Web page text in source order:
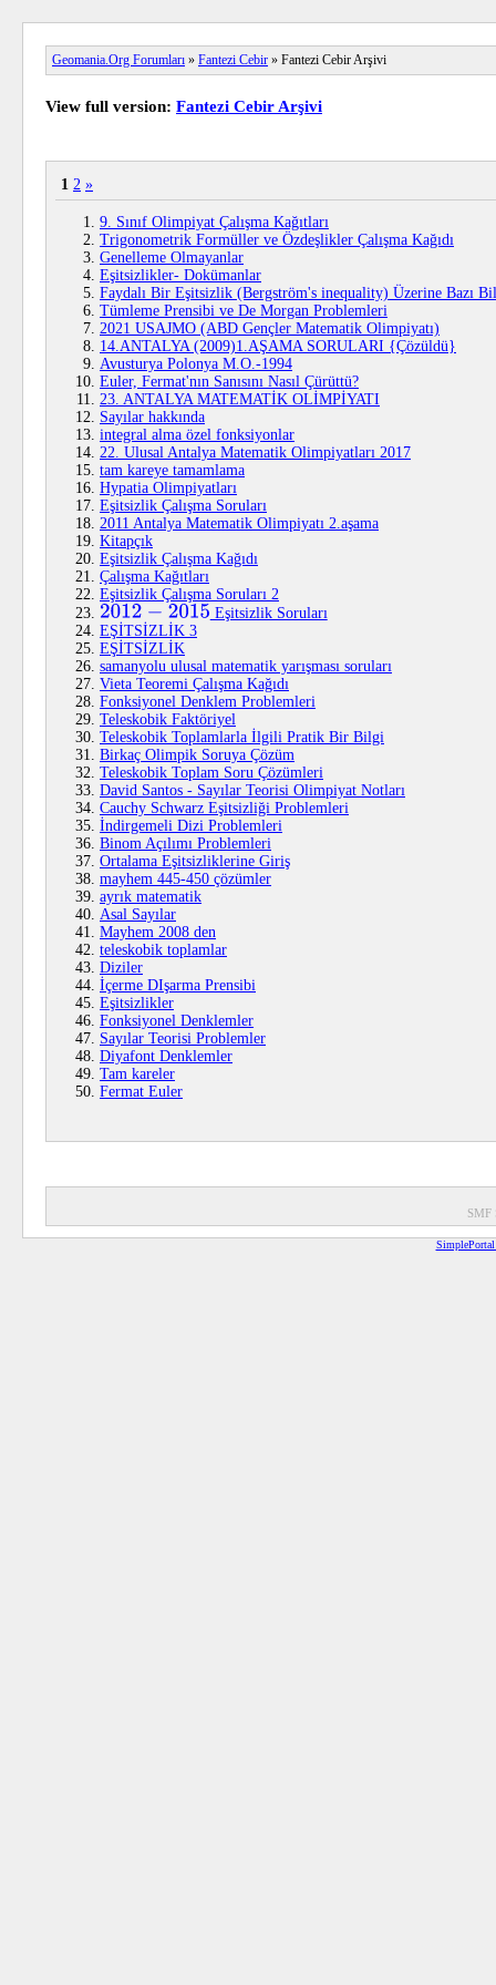
Geomania.Org Forumları » Fantezi Cebir » Fantezi Cebir Arşivi
View full version: Fantezi Cebir Arşivi
1 2 »
9. Sınıf Olimpiyat Çalışma Kağıtları
Trigonometrik Formüller ve Özdeşlikler Çalışma Kağıdı
Genelleme Olmayanlar
Eşitsizlikler- Dokümanlar
Faydalı Bir Eşitsizlik (Bergström's inequality) Üzerine Bazı
Tümleme Prensibi ve De Morgan Problemleri
2021 USAJMO (ABD Gençler Matematik Olimpiyatı)
14.ANTALYA (2009)1.AŞAMA SORULARI {Çözüldü}
Avusturya Polonya M.O.-1994
Euler, Fermat'nın Sanısını Nasıl Çürüttü?
23. ANTALYA MATEMATİK OLİMPİYATI
Sayılar hakkında
integral alma özel fonksiyonlar
22. Ulusal Antalya Matematik Olimpiyatları 2017
tam kareye tamamlama
Hypatia Olimpiyatları
Eşitsizlik Çalışma Soruları
2011 Antalya Matematik Olimpiyatı 2.aşama
Kitapçık
Eşitsizlik Çalışma Kağıdı
Çalışma Kağıtları
Eşitsizlik Çalışma Soruları 2
2012−2015
Eşitsizlik Soruları
EŞİTSİZLİK 3
EŞİTSİZLİK
samanyolu ulusal matematik yarışması soruları
Vieta Teoremi Çalışma Kağıdı
Fonksiyonel Denklem Problemleri
Teleskobik Faktöriyel
Teleskobik Toplamlarla İlgili Pratik Bir Bilgi
Birkaç Olimpik Soruya Çözüm
Teleskobik Toplam Soru Çözümleri
David Santos - Sayılar Teorisi Olimpiyat Notları
Cauchy Schwarz Eşitsizliği Problemleri
İndirgemeli Dizi Problemleri
Binom Açılımı Problemleri
Ortalama Eşitsizliklerine Giriş
mayhem 445-450 çözümler
ayrık matematik
Asal Sayılar
Mayhem 2008 den
teleskobik toplamlar
Diziler
İçerme DIşarma Prensibi
Eşitsizlikler
Fonksiyonel Denklemler
Sayılar Teorisi Problemler
Diyafont Denklemler
Tam kareler
Fermat Euler
SMF